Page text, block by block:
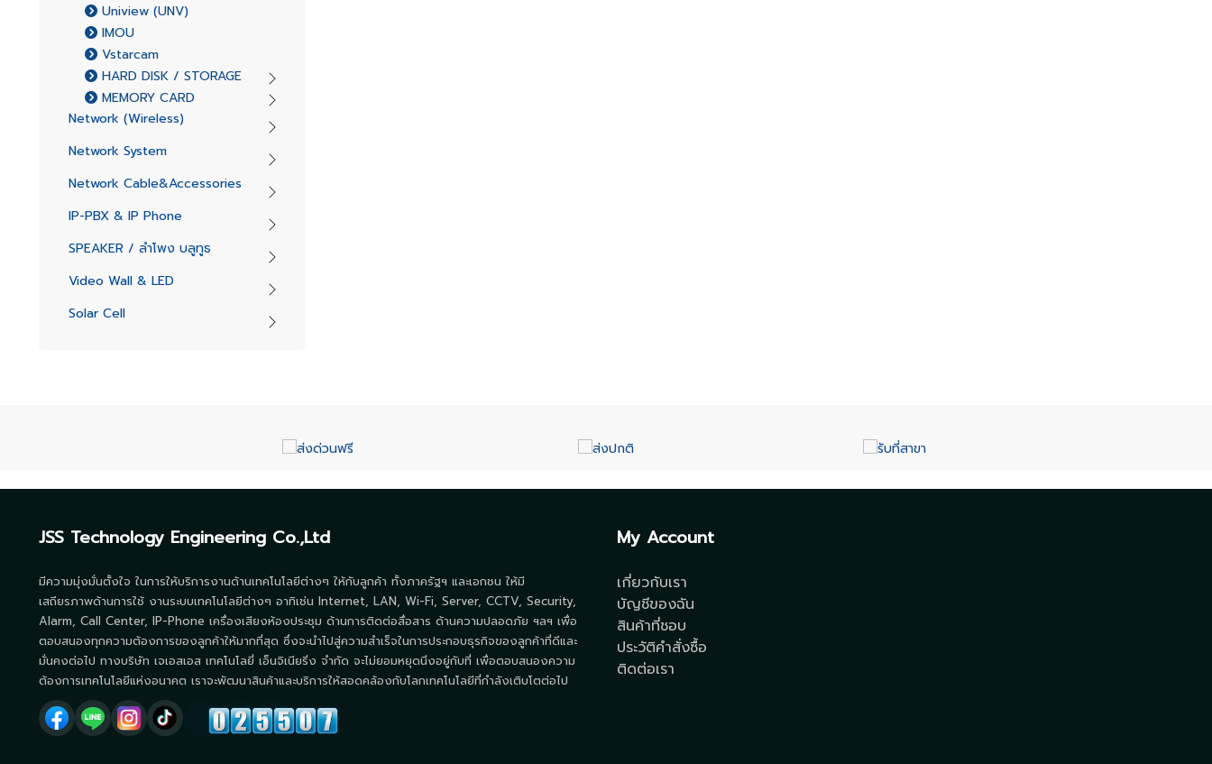
Uniview (UNV)
IMOU
Vstarcam
HARD DISK / STORAGE
MEMORY CARD
Network (Wireless)
Network System
Network Cable&Accessories
IP-PBX & IP Phone
SPEAKER / ลำโพง บลูทูธ
Video Wall & LED
Solar Cell
JSS Technology Engineering Co.,Ltd
มีความมุ่งมั่นตั้งใจ ในการให้บริการงานด้านเทคโนโลยีต่างๆ ให้กับลูกค้า ทั้งภาครัฐฯ และเอกชน ให้มี
เสถียรภาพด้านการใช้ งานระบบเทคโนโลยีต่างๆ อาทิเช่น Internet, LAN, Wi-Fi, Server, CCTV, Security,
Alarm, Call Center, IP-Phone เครื่องเสียงห้องประชุม ด้านการติดต่อสื่อสาร ด้านความปลอดภัย ฯลฯ เพื่อ
ตอบสนองทุกความต้องการของลูกค้าให้มากที่สุด ซึ่งจะนำไปสู่ความสำเร็จในการประกอบธุรกิจของลูกค้าที่ดีและ
มั่นคงต่อไป ทางบริษัท เจเอสเอส เทคโนโลยี่ เอ็นจิเนียริ่ง จำกัด จะไม่ยอมหยุดนิ่งอยู่กับที่ เพื่อตอบสนองความ
ต้องการเทคโนโลยีแห่งอนาคต เราจะพัฒนาสินค้าและบริการให้สอดคล้องกับโลกเทคโนโลยีที่กำลังเติบโตต่อไป
My Account
เกี่ยวกับเรา
บัญชีของฉัน
สินค้าที่ชอบ
ประวัติคำสั่งซื้อ
ติดต่อเรา